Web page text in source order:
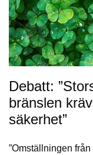
Debatt:
bränslen
säkerhet”
”Omställningen